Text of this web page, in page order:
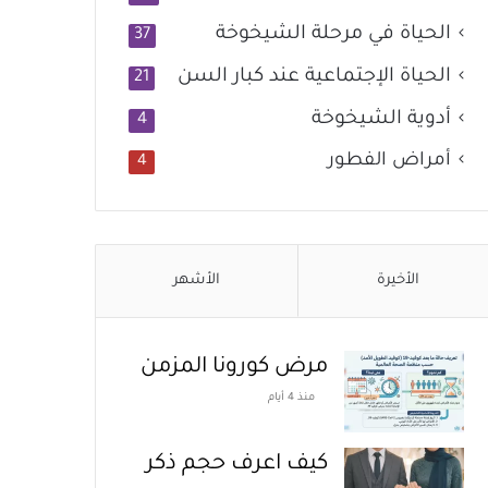
الحياة في مرحلة الشيخوخة 37
الحياة الإجتماعية عند كبار السن 21
أدوية الشيخوخة 4
أمراض الفطور 4
الأخيرة الأشهر
مرض كورونا المزمن
منذ 4 أيام
كيف اعرف حجم ذكر